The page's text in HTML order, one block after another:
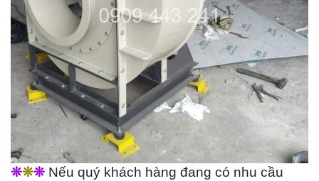
❊❊❊ Nếu quý khách hàng đang có nhu cầu